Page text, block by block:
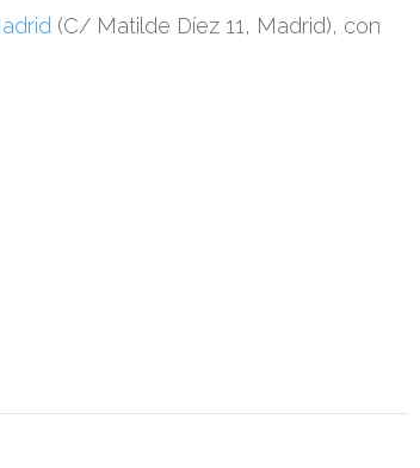
(C/ Matilde Díez 11, Madrid), con